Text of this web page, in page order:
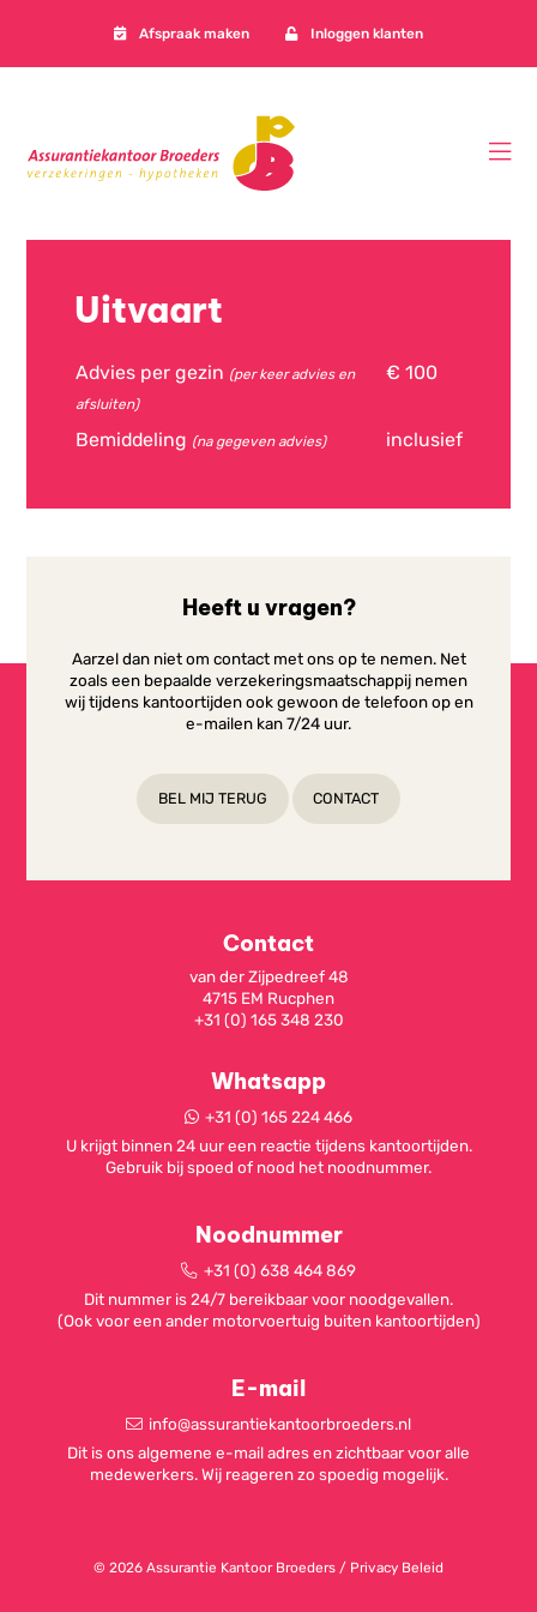
Afspraak maken Inloggen klanten
Uitvaart
Advies per gezin (per keer advies en
afsluiten)
€ 100
Bemiddeling (na gegeven advies) inclusief
Heeft u vragen?
Aarzel dan niet om contact met ons op te nemen. Net
zoals een bepaalde verzekeringsmaatschappij nemen
wij tijdens kantoortijden ook gewoon de telefoon op en
e-mailen kan 7/24 uur.
BEL MIJ TERUG CONTACT
Contact
van der Zijpedreef 48
4715 EM Rucphen
+31 (0) 165 348 230
Whatsapp
+31 (0) 165 224 466
U krijgt binnen 24 uur een reactie tijdens kantoortijden.
Gebruik bij spoed of nood het noodnummer.
Noodnummer
+31 (0) 638 464 869
Dit nummer is 24/7 bereikbaar voor noodgevallen.
(Ook voor een ander motorvoertuig buiten kantoortijden)
E-mail
info@assurantiekantoorbroeders.nl
Dit is ons algemene e-mail adres en zichtbaar voor alle
medewerkers. Wij reageren zo spoedig mogelijk.
© 2026 Assurantie Kantoor Broeders / Privacy Beleid